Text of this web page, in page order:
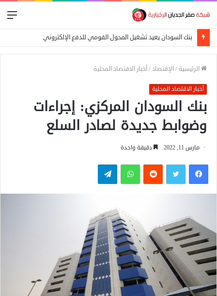
بنك السودان يعيد تشغيل المحول القومي للدفع الإلكتروني
الرئيسية /الإقتصاد/أخبار الاقتصاد المحلية
أخبار الاقتصاد المحلية
بنك السودان المركزي: إجراءات
وضوابط جديدة لصادر السلع
مارس 11, 2022 دقيقة واحدة
فيسبوكتويتر واتساب تيلقرام